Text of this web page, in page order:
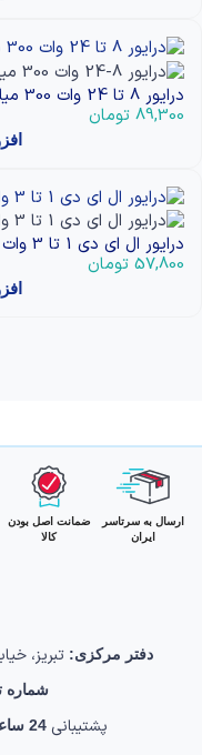
درایور 8 تا 24 وات 300 میلی‌آمپر جیاتون
89,300 تومان
درایور ال ای دی 1 تا 3 وات 300 میلی آمپر ایزوله برند جیاتون
57,800 تومان
ارسال به سرتاسر
ایران
ضمانت اصل بودن
کالا
دفتر مرکزی: تبریز،
شماره
پشتیبانی 24 ساعته